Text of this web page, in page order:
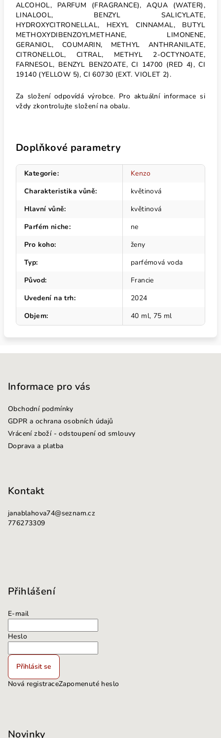
ALCOHOL, PARFUM (FRAGRANCE), AQUA (WATER),
LINALOOL, BENZYL SALICYLATE,
HYDROXYCITRONELLAL, HEXYL CINNAMAL, BUTYL
METHOXYDIBENZOYLMETHANE, LIMONENE,
GERANIOL, COUMARIN, METHYL ANTHRANILATE,
CITRONELLOL, CITRAL, METHYL 2-OCTYNOATE,
FARNESOL, BENZYL BENZOATE, CI 14700 (RED 4), CI
19140 (YELLOW 5), CI 60730 (EXT. VIOLET 2).
Za složení odpovídá výrobce. Pro aktuální informace si
vždy zkontrolujte složení na obalu.
Doplňkové parametry
Kategorie:
Kenzo
Charakteristika vůně:
květinová
Hlavní vůně:
květinová
Parfém niche:
ne
Pro koho:
ženy
Typ:
parfémová voda
Původ:
Francie
Uvedení na trh:
2024
Objem: 40 ml, 75 ml
Informace pro vás
Obchodní podmínky
GDPR a ochrana osobních údajů
Vrácení zboží - odstoupení od smlouvy
Doprava a platba
Kontakt
janablahova74@seznam.cz
776273309
Přihlášení
E-mail
Heslo
Přihlásit se
Nová registraceZapomenuté heslo
Novinky